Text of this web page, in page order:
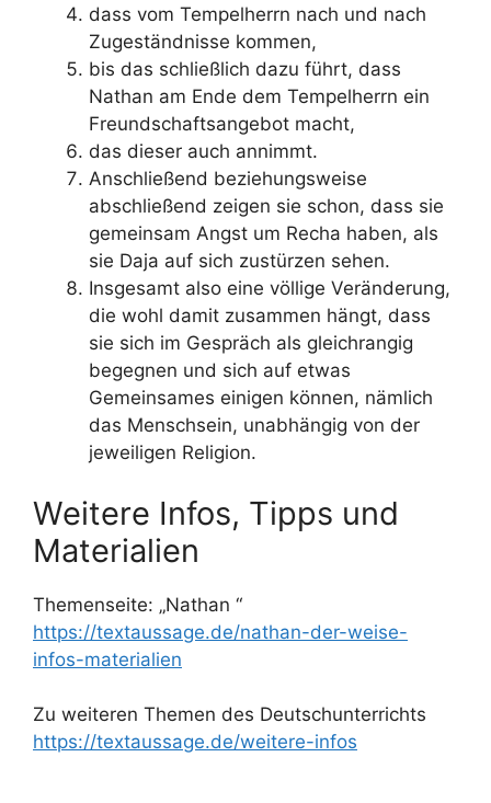
dass vom Tempelherrn nach und nach
Zugeständnisse kommen,
bis das schließlich dazu führt, dass
Nathan am Ende dem Tempelherrn ein
Freundschaftsangebot macht,
das dieser auch annimmt.
Anschließend beziehungsweise
abschließend zeigen sie schon, dass sie
gemeinsam Angst um Recha haben, als
sie Daja auf sich zustürzen sehen.
Insgesamt also eine völlige Veränderung,
die wohl damit zusammen hängt, dass
sie sich im Gespräch als gleichrangig
begegnen und sich auf etwas
Gemeinsames einigen können, nämlich
das Menschsein, unabhängig von der
jeweiligen Religion.
Weitere Infos, Tipps und
Materialien
Themenseite: „Nathan “
https://textaussage.de/nathan-der-weise-
infos-materialien
Zu weiteren Themen des Deutschunterrichts
https://textaussage.de/weitere-infos